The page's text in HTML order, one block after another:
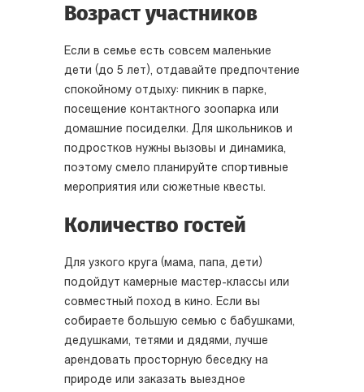
Возраст участников
Если в семье есть совсем маленькие
дети (до 5 лет), отдавайте предпочтение
спокойному отдыху: пикник в парке,
посещение контактного зоопарка или
домашние посиделки. Для школьников и
подростков нужны вызовы и динамика,
поэтому смело планируйте спортивные
мероприятия или сюжетные квесты.
Количество гостей
Для узкого круга (мама, папа, дети)
подойдут камерные мастер-классы или
совместный поход в кино. Если вы
собираете большую семью с бабушками,
дедушками, тетями и дядями, лучше
арендовать просторную беседку на
природе или заказать выездное